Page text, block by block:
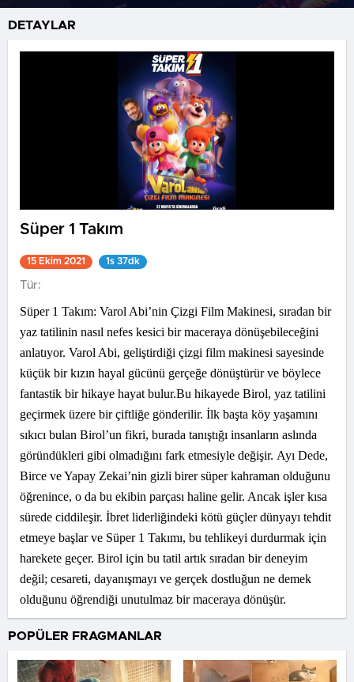
DETAYLAR
Süper 1 Takım
15 Ekim 2021 1s 37dk
Tür:
Süper 1 Takım: Varol Abi’nin Çizgi Film Makinesi, sıradan bir
yaz tatilinin nasıl nefes kesici bir maceraya dönüşebileceğini
anlatıyor. Varol Abi, geliştirdiği çizgi film makinesi sayesinde
küçük bir kızın hayal gücünü gerçeğe dönüştürür ve böylece
fantastik bir hikaye hayat bulur.Bu hikayede Birol, yaz tatilini
geçirmek üzere bir çiftliğe gönderilir. İlk başta köy yaşamını
sıkıcı bulan Birol’un fikri, burada tanıştığı insanların aslında
göründükleri gibi olmadığını fark etmesiyle değişir. Ayı Dede,
Birce ve Yapay Zekai’nin gizli birer süper kahraman olduğunu
öğrenince, o da bu ekibin parçası haline gelir. Ancak işler kısa
sürede ciddileşir. İbret liderliğindeki kötü güçler dünyayı tehdit
etmeye başlar ve Süper 1 Takımı, bu tehlikeyi durdurmak için
harekete geçer. Birol için bu tatil artık sıradan bir deneyim
değil; cesareti, dayanışmayı ve gerçek dostluğun ne demek
olduğunu öğrendiği unutulmaz bir maceraya dönüşür.
POPÜLER FRAGMANLAR